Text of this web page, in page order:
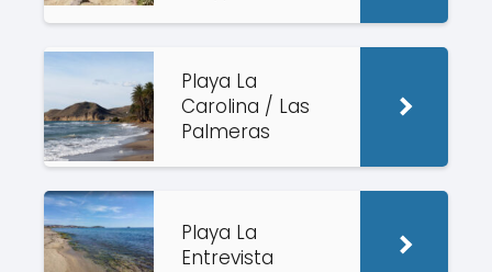
Playa La
Carolina / Las
Palmeras
Playa La
Entrevista